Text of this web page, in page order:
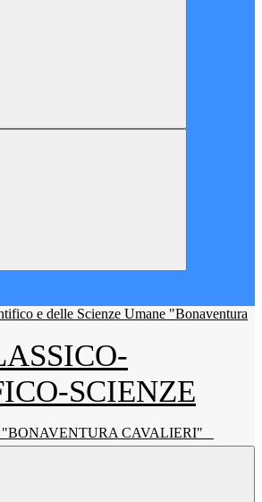
SCIENZE
"BONAVENTURA CAVALIERI"